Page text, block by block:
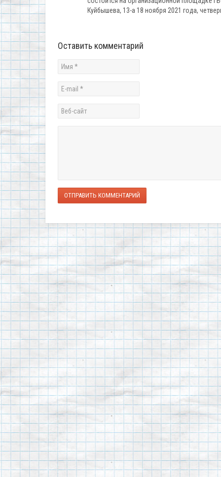
Куйбышева, 13-а 18 ноября 2021 года,
Оставить комментарий
ОТПРАВИТЬ КОММЕНТАРИЙ